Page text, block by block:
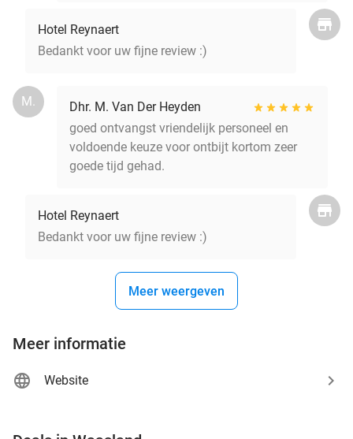
Hotel Reynaert
Bedankt voor uw fijne review :)
M.
Dhr. M. Van Der Heyden
goed ontvangst vriendelijk personeel en
voldoende keuze voor ontbijt kortom zeer
goede tijd gehad.
Hotel Reynaert
Bedankt voor uw fijne review :)
Meer weergeven
Meer informatie
Website